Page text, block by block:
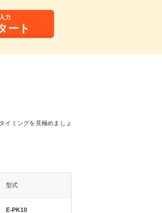
力
ート
イミングを見極めましょ
型式
E-PK10